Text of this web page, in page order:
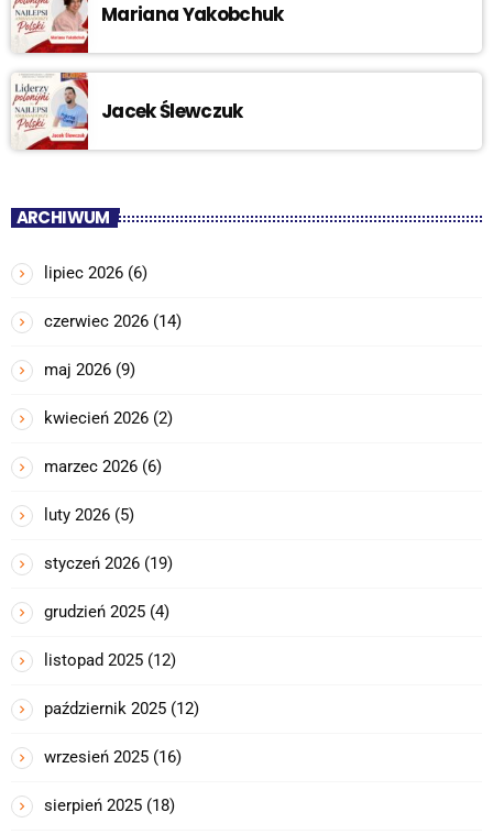
Mariana Yakobchuk
Jacek Ślewczuk
ARCHIWUM
lipiec 2026 (6)
czerwiec 2026 (14)
maj 2026 (9)
kwiecień 2026 (2)
marzec 2026 (6)
luty 2026 (5)
styczeń 2026 (19)
grudzień 2025 (4)
listopad 2025 (12)
październik 2025 (12)
wrzesień 2025 (16)
sierpień 2025 (18)